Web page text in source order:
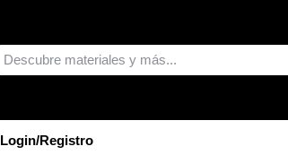
Login/Registro